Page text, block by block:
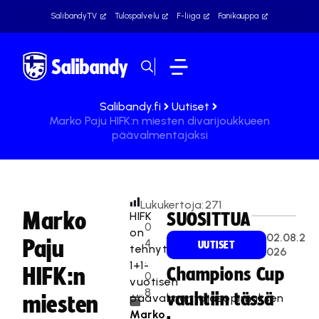
SalibandyTV Tulospalvelu F-liiga Fanikauppa
Salibandy.fi
Uutiset
Marko Paju HIFK:n miesten divarijoukkueen
päävalmentajaksi
Marko
Paju
HIFK:n
miesten
0
4
.
0
8
.
Lukukertoja:271
HIFK
on
tehnyt
1+1-
vuotisen
päävalmentajasopimuksen
Marko
SUOSITTUA
UUTISET
02.08.2
026
Champions Cup
vauhtiin tässä